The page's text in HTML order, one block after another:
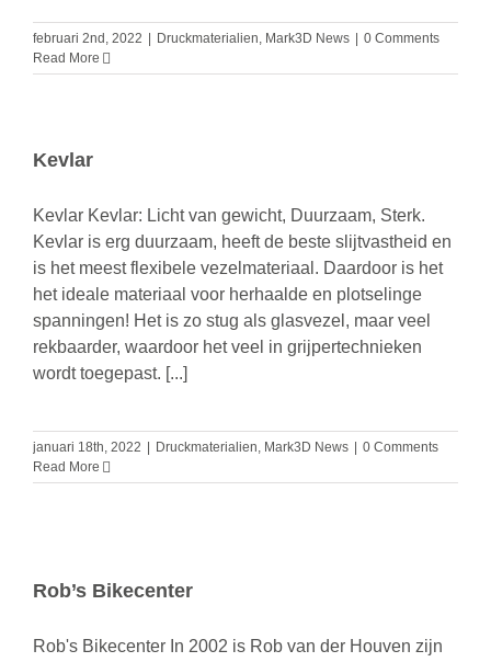
februari 2nd, 2022 Druckmaterialien, Mark3D News
0 Comments
Read More
Kevlar
Kevlar Kevlar: Licht van gewicht, Duurzaam, Sterk.
Kevlar is erg duurzaam, heeft de beste slijtvastheid en
is het meest flexibele vezelmateriaal. Daardoor is het
het ideale materiaal voor herhaalde en plotselinge
spanningen! Het is zo stug als glasvezel, maar veel
rekbaarder, waardoor het veel in grijpertechnieken
wordt toegepast. [...]
januari 18th, 2022 Druckmaterialien, Mark3D News
0 Comments
Read More
Rob’s Bikecenter
Rob's Bikecenter In 2002 is Rob van der Houven zijn